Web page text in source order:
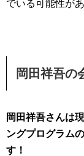
でいる可能性が
岡田祥吾の
岡田祥吾さんは
ングプログラム
す！